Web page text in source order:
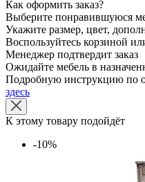
Как оформить заказ?
Выберите понравившуюся
Укажите размер, цвет,
Воспользуйтесь корзиной
Менеджер подтвердит заказ
Ожидайте мебель в
Подробную инструкцию по
здесь
К этому товару подойдёт
-10%